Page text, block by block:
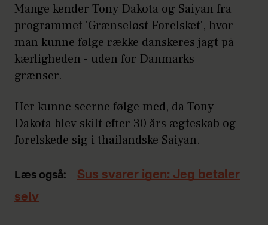
Mange kender Tony Dakota og Saiyan fra
programmet 'Grænseløst Forelsket', hvor
man kunne følge række danskeres jagt på
kærligheden - uden for Danmarks
grænser.
Her kunne seerne følge med, da Tony
Dakota blev skilt efter 30 års ægteskab og
forelskede sig i thailandske Saiyan.
Læs også:
Sus svarer igen: Jeg betaler
selv